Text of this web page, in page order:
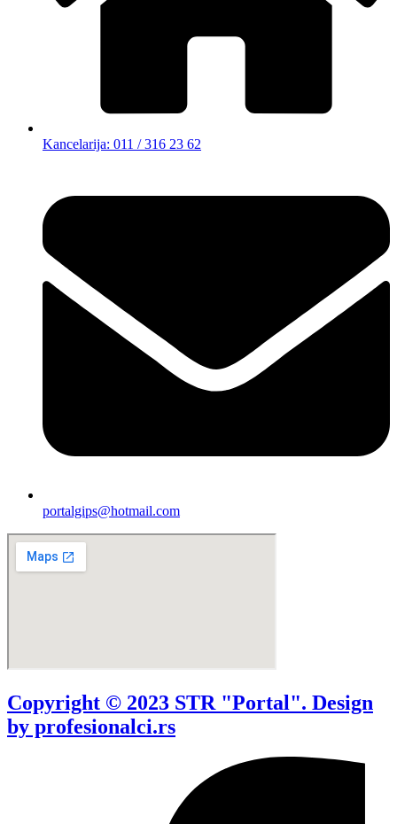
Kancelarija: 011 / 316 23 62
portalgips@hotmail.com
Copyright © 2023 STR "Portal". Design
by profesionalci.rs